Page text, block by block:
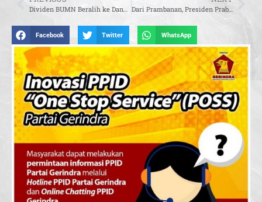
Dividen BUMN Beralih ke Danantara, Wihadi Wiyanto Pastikan Fiskal Tetap Terjaga Dari Prambanan, Presiden Prabowo dan PM Modi Tegaskan Komitmen Lestarikan Warisan Budaya
Facebook Twitter WhatsApp